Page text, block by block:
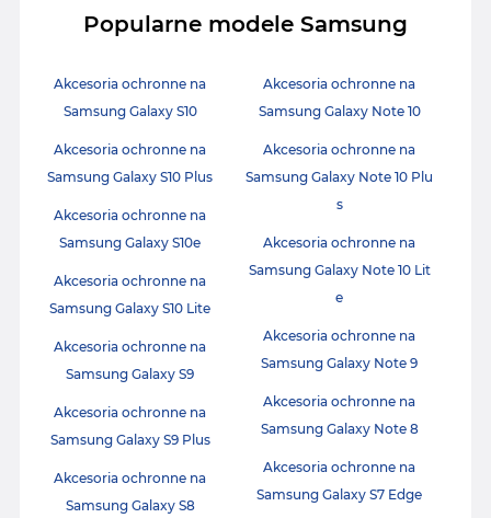
Popularne modele Samsung
Akcesoria ochronne na
Samsung Galaxy S10
Akcesoria ochronne na
Samsung Galaxy S10 Plus
Akcesoria ochronne na
Samsung Galaxy S10e
Akcesoria ochronne na
Samsung Galaxy S10 Lite
Akcesoria ochronne na
Samsung Galaxy S9
Akcesoria ochronne na
Samsung Galaxy S9 Plus
Akcesoria ochronne na
Samsung Galaxy S8
Akcesoria ochronne na
Samsung Galaxy Note 10
Akcesoria ochronne na
Samsung Galaxy Note 10 Plu
s
Akcesoria ochronne na
Samsung Galaxy Note 10 Lit
e
Akcesoria ochronne na
Samsung Galaxy Note 9
Akcesoria ochronne na
Samsung Galaxy Note 8
Akcesoria ochronne na
Samsung Galaxy S7 Edge